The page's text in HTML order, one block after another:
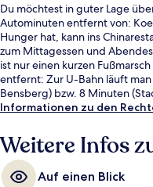
Du möchtest in guter Lage
Autominuten entfernt von:
Hunger hat, kann ins
zum Mittagessen und
ist nur einen kurzen
entfernt: Zur U-Bahn läuft
Bensberg) bzw. 8 Minuten
Informationen zu den
Weitere Infos
Auf einen Blick